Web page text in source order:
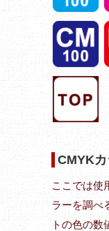
CMYKカ
ここでは使
ラーを調べ
トの色の数